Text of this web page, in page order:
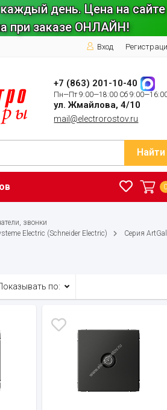
день. Цена на сайте
при заказе ОНЛАЙН!
Вход
+7 (863) 201-10-40
Пн—Пт 9:00—18:00 Сб
ул. Жмайлова, 4/10
mail@electrorostov.ru
Найти
звонки
Electric (Schneider Electric)
Серия
по: